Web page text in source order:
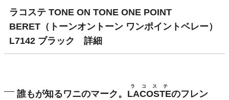
ラコステ TONE ON TONE ONE POINT
BERET（トーンオントーン ワンポイントベレー）
L7142 ブラック 詳細
誰もが知るワニのマーク。 LACOSTE
ラコステ
のフレン